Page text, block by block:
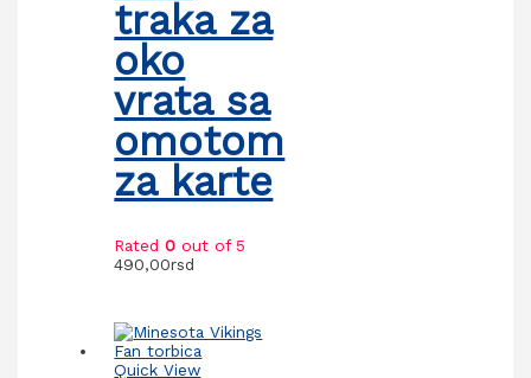
traka za
oko
vrata sa
omotom
za karte
Rated0 out of 5
490,00rsd
Quick View